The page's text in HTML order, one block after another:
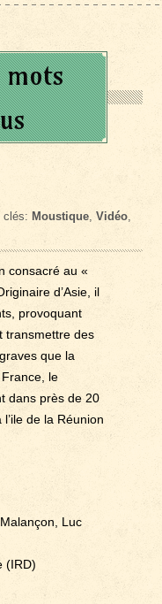
mots
clés: Moustique,Vidéo,
consacré au «
d’Asie, il
provoquant
transmettre des
que la
le
dans près de 20
de la Réunion
Luc
(IRD)